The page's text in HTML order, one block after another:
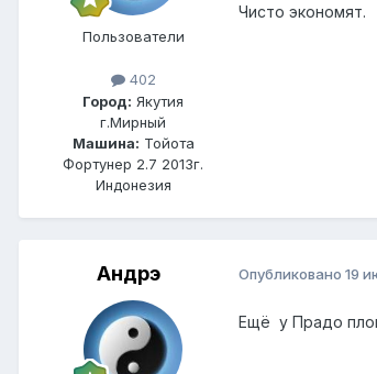
Пользователи
402
Город: Якутия
г.Мирный
Машина: Тойота
Фортунер 2.7 2013г.
Индонезия
Чисто экономят.
Андрэ Опубликовано 19
Ещё у Прадо